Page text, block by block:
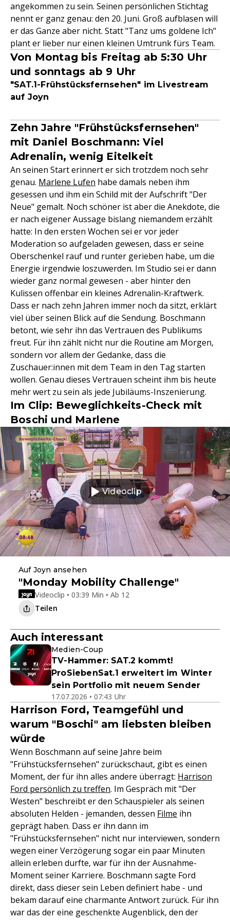
angekommen zu sein. Seinen persönlichen Stichtag
nennt er ganz genau: den 20. Juni. Groß aufblasen will
er das Ganze aber nicht. Statt "Tanz ums goldene Ich"
plant er lieber nur einen kleinen Umtrunk fürs Team.
Von Montag bis Freitag ab 5:30 Uhr
und sonntags ab 9 Uhr
"SAT.1-Frühstücksfernsehen" im Livestream
auf Joyn
Zehn Jahre "Frühstücksfernsehen"
mit Daniel Boschmann: Viel
Adrenalin, wenig Eitelkeit
An seinen Start erinnert er sich trotzdem noch sehr
genau. Marlene Lufen habe damals neben ihm
gesessen und ihm ein Schild mit der Aufschrift "Der
Neue" gemalt. Noch schöner ist aber die Anekdote, die
er nach eigener Aussage bislang niemandem erzählt
hatte: In den ersten Wochen sei er vor jeder
Moderation so aufgeladen gewesen, dass er seine
Oberschenkel rauf und runter gerieben habe, um die
Energie irgendwie loszuwerden. Im Studio sei er dann
wieder ganz normal gewesen - aber hinter den
Kulissen offenbar ein kleines Adrenalin-Kraftwerk.
Dass er nach zehn Jahren immer noch da sitzt, erklärt
viel über seinen Blick auf die Sendung. Boschmann
betont, wie sehr ihn das Vertrauen des Publikums
freut. Für ihn zählt nicht nur die Routine am Morgen,
sondern vor allem der Gedanke, dass die
Zuschauer:innen mit dem Team in den Tag starten
wollen. Genau dieses Vertrauen scheint ihm bis heute
mehr wert zu sein als jede Jubiläums-Inszenierung.
Im Clip: Beweglichkeits-Check mit
Boschi und Marlene
Videoclip
Auf Joyn ansehen
"Monday Mobility Challenge"
Videoclip • 03:39 Min • Ab 12
Teilen
Auch interessant
Medien-Coup
TV-Hammer: SAT.2 kommt!
ProSiebenSat.1 erweitert im Winter
sein Portfolio mit neuem Sender
17.07.2026 • 07:43 Uhr
Harrison Ford, Teamgefühl und
warum "Boschi" am liebsten bleiben
würde
Wenn Boschmann auf seine Jahre beim
"Frühstücksfernsehen" zurückschaut, gibt es einen
Moment, der für ihn alles andere überragt: Harrison
Ford persönlich zu treffen. Im Gespräch mit "Der
Westen" beschreibt er den Schauspieler als seinen
absoluten Helden - jemanden, dessen Filme ihn
geprägt haben. Dass er ihn dann im
"Frühstücksfernsehen" nicht nur interviewen, sondern
wegen einer Verzögerung sogar ein paar Minuten
allein erleben durfte, war für ihn der Ausnahme-
Moment seiner Karriere. Boschmann sagte Ford
direkt, dass dieser sein Leben definiert habe - und
bekam darauf eine charmante Antwort zurück. Für ihn
war das der eine geschenkte Augenblick, den der